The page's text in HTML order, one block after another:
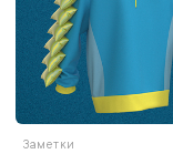
Заметки